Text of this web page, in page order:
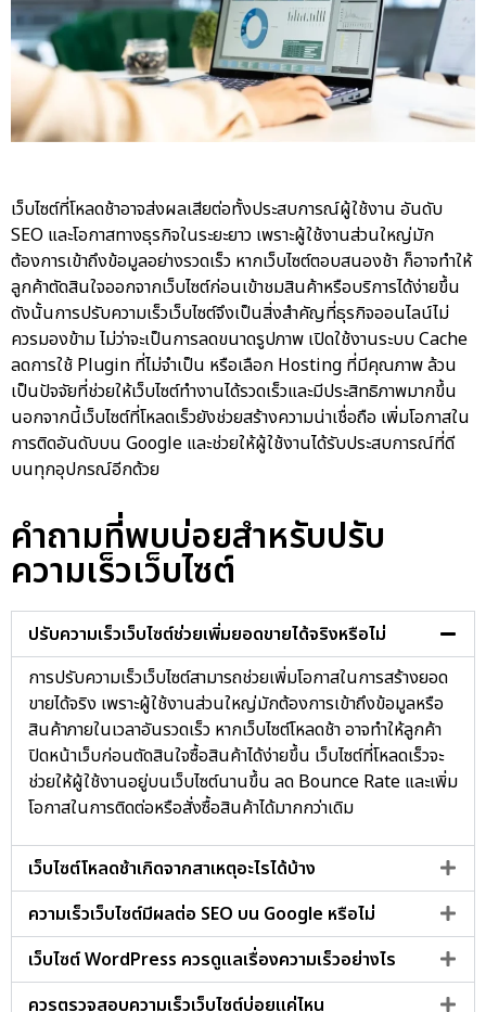
เว็บไซต์ที่โหลดช้าอาจส่งผลเสียต่อทั้งประสบการณ์ผู้ใช้งาน อันดับ
SEO และโอกาสทางธุรกิจในระยะยาว เพราะผู้ใช้งานส่วนใหญ่มัก
ต้องการเข้าถึงข้อมูลอย่างรวดเร็ว หากเว็บไซต์ตอบสนองช้า ก็อาจทำให้
ลูกค้าตัดสินใจออกจากเว็บไซต์ก่อนเข้าชมสินค้าหรือบริการได้ง่ายขึ้น
ดังนั้นการปรับความเร็วเว็บไซต์จึงเป็นสิ่งสำคัญที่ธุรกิจออนไลน์ไม่
ควรมองข้าม ไม่ว่าจะเป็นการลดขนาดรูปภาพ เปิดใช้งานระบบ Cache
ลดการใช้ Plugin ที่ไม่จำเป็น หรือเลือก Hosting ที่มีคุณภาพ ล้วน
เป็นปัจจัยที่ช่วยให้เว็บไซต์ทำงานได้รวดเร็วและมีประสิทธิภาพมากขึ้น
นอกจากนี้เว็บไซต์ที่โหลดเร็วยังช่วยสร้างความน่าเชื่อถือ เพิ่มโอกาสใน
การติดอันดับบน Google และช่วยให้ผู้ใช้งานได้รับประสบการณ์ที่ดี
บนทุกอุปกรณ์อีกด้วย
คำถามที่พบบ่อยสำหรับปรับ
ความเร็วเว็บไซต์
ปรับความเร็วเว็บไซต์ช่วยเพิ่มยอดขายได้จริงหรือไม่
การปรับความเร็วเว็บไซต์สามารถช่วยเพิ่มโอกาสในการสร้างยอด
ขายได้จริง เพราะผู้ใช้งานส่วนใหญ่มักต้องการเข้าถึงข้อมูลหรือ
สินค้าภายในเวลาอันรวดเร็ว หากเว็บไซต์โหลดช้า อาจทำให้ลูกค้า
ปิดหน้าเว็บก่อนตัดสินใจซื้อสินค้าได้ง่ายขึ้น เว็บไซต์ที่โหลดเร็วจะ
ช่วยให้ผู้ใช้งานอยู่บนเว็บไซต์นานขึ้น ลด Bounce Rate และเพิ่ม
โอกาสในการติดต่อหรือสั่งซื้อสินค้าได้มากกว่าเดิม
เว็บไซต์โหลดช้าเกิดจากสาเหตุอะไรได้บ้าง
ความเร็วเว็บไซต์มีผลต่อ SEO บน Google หรือไม่
เว็บไซต์ WordPress ควรดูแลเรื่องความเร็วอย่างไร
ควรตรวจสอบความเร็วเว็บไซต์บ่อยแค่ไหน